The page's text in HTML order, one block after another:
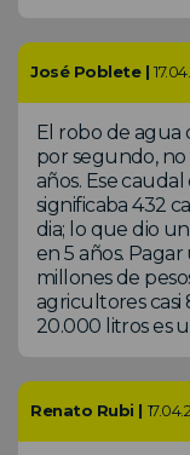
José Poblete |
El robo de agua
por segundo,
años. Ese
significaba 432
dia; lo que dio
en 5 años.
millones de
agricultores casi
20.000 litros es
Renato Rubi |